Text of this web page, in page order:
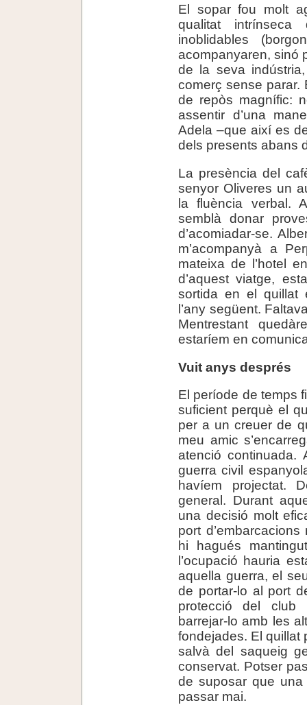
El sopar fou molt
qualitat
inoblidables
acompanyaren, sinó
de la seva
comerç sense parar.
de repòs magnífic:
assentir d’una
Adela –que així es
dels presents abans
La presència del
senyor Oliveres un
la fluència verbal.
semblà donar
d’acomiadar-se.
m’acompanyà a
mateixa de l’hotel
d’aquest viatge,
sortida en el quillat
l’any següent.
Mentrestant
estaríem en
Vuit anys després
El període de temps
suficient perquè el
per a un creuer de
meu amic
atenció continuada.
guerra civil
havíem projectat.
general. Durant
una decisió molt
port
hi hagués
l’ocupació hauria
aquella guerra, el
de portar-lo al port
protecció del club
barrejar-lo amb les
fondejades. El quillat
salvà del saqueig
conservat. Potser
de suposar que
passar mai.